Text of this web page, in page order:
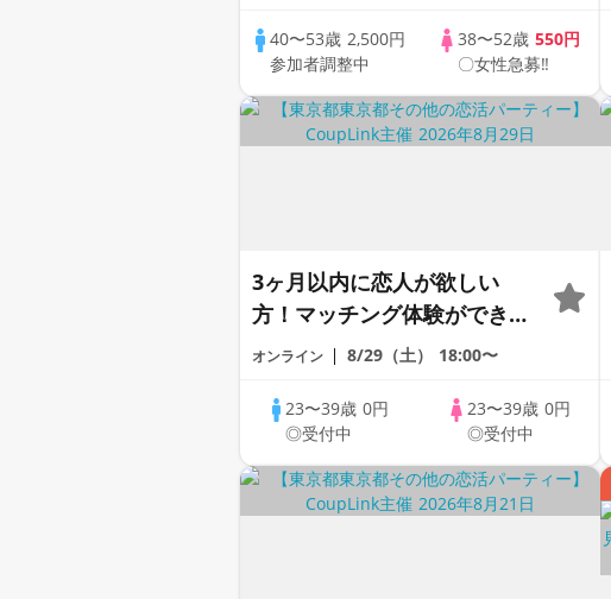
の方が対象☆ 司会進行あり
♪♪ THE 44s ONLINE
PARTY!!
40〜53歳 2,500円
参加者調整中
38〜52歳 550円
〇女性急募‼
3ヶ月以内に恋人が欲しい
方！マッチング体験ができる
1dayCoupLink♪【恋活】
オンライン 8/29（土） 18:00〜
23〜39歳0円
◎受付中
23〜39歳 0円
◎受付中